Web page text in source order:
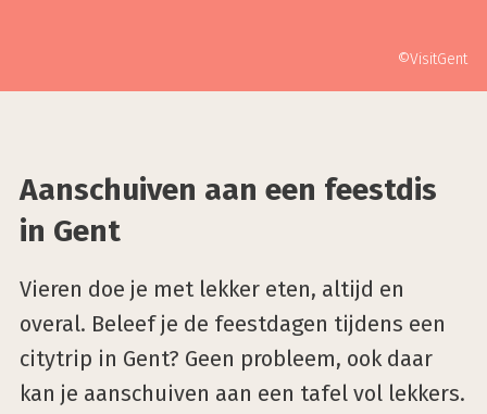
©VisitGent
Aanschuiven aan een feestdis
in Gent
Vieren doe je met lekker eten, altijd en
overal. Beleef je de feestdagen tijdens een
citytrip in Gent? Geen probleem, ook daar
kan je aanschuiven aan een tafel vol lekkers.